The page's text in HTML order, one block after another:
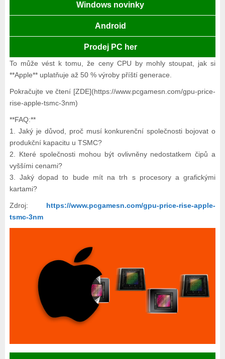
Windows novinky
Android
Prodej PC her
To může vést k tomu, že ceny CPU by mohly stoupat, jak si
**Apple** uplatňuje až 50 % výroby příští generace.
Pokračujte ve čtení [ZDE](https://www.pcgamesn.com/gpu-price-
rise-apple-tsmc-3nm)
**FAQ:**
1. Jaký je důvod, proč musí konkurenční společnosti bojovat o
produkční kapacitu u TSMC?
2. Které společnosti mohou být ovlivněny nedostatkem čipů a
vyššími cenami?
3. Jaký dopad to bude mít na trh s procesory a grafickými
kartami?
Zdroj: https://www.pcgamesn.com/gpu-price-rise-apple-
tsmc-3nm